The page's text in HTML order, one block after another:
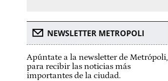
NEWSLETTER METROPOLI
Apúntate a la newsletter de Metrópoli,
para recibir las noticias más
importantes de la ciudad.